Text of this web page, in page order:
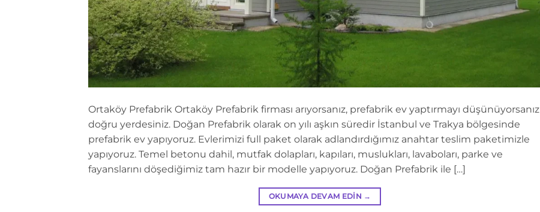
Ortaköy Prefabrik Ortaköy Prefabrik firması arıyorsanız, prefabrik ev yaptırmayı düşünüyorsanız
doğru yerdesiniz. Doğan Prefabrik olarak on yılı aşkın süredir İstanbul ve Trakya bölgesinde
prefabrik ev yapıyoruz. Evlerimizi full paket olarak adlandırdığımız anahtar teslim paketimizle
yapıyoruz. Temel betonu dahil, mutfak dolapları, kapıları, muslukları, lavaboları, parke ve
fayanslarını döşediğimiz tam hazır bir modelle yapıyoruz. Doğan Prefabrik ile […]
OKUMAYA DEVAM EDIN →